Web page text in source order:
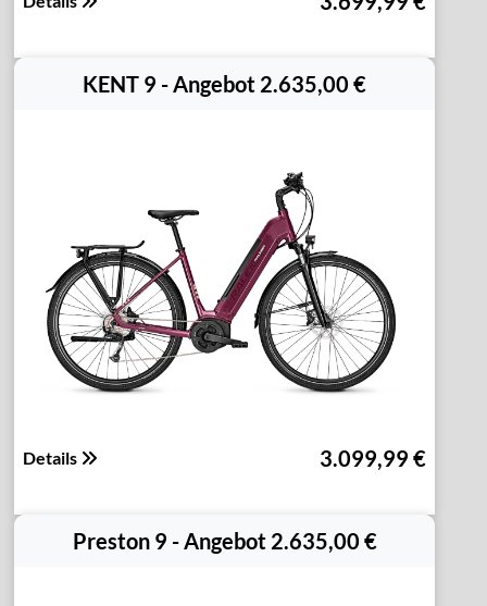
KENT 9 - Angebot 2.635,00 €
Details 3.099,99 €
Preston 9 - Angebot 2.635,00 €